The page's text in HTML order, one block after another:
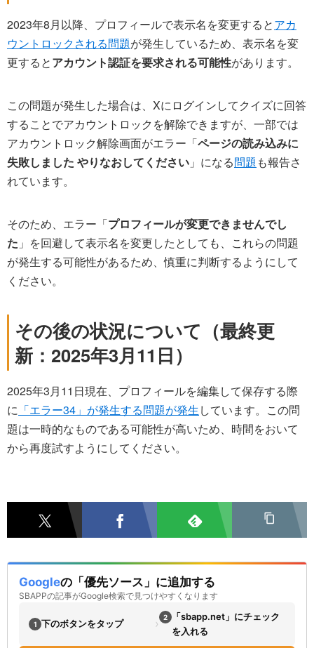
2023年8月以降、プロフィールで表示名を変更するとアカ
ウントロックされる問題が発生しているため、表示名を変
更するとアカウント認証を要求される可能性があります。
この問題が発生した場合は、Xにログインしてクイズに回答
することでアカウントロックを解除できますが、一部では
アカウントロック解除画面がエラー「ページの読み込みに
失敗しました やりなおしてください 」になる問題も報告さ
れています。
そのため、エラー「プロフィールが変更できませんでし
た 」を回避して表示名を変更したとしても、これらの問題
が発生する可能性があるため、慎重に判断するようにして
ください。
その後の状況について（最終更
新：2025年3月11日）
2025年3月11日現在、プロフィールを編集して保存する際
に 「エラー34」が発生する問題が発生しています。この問
題は一時的なものである可能性が高いため、時間をおいて
から再度試すようにしてください。
Googleの「優先ソース」に追加する
SBAPPの記事がGoogle検索で見つけやすくなります
1 下のボタンをタップ › 2
「sbapp.net」にチェック
を入れる